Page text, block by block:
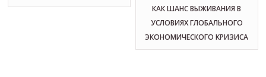
КАК ШАНС ВЫЖИВАНИЯ В
УСЛОВИЯХ ГЛОБАЛЬНОГО
ЭКОНОМИЧЕСКОГО КРИЗИСА